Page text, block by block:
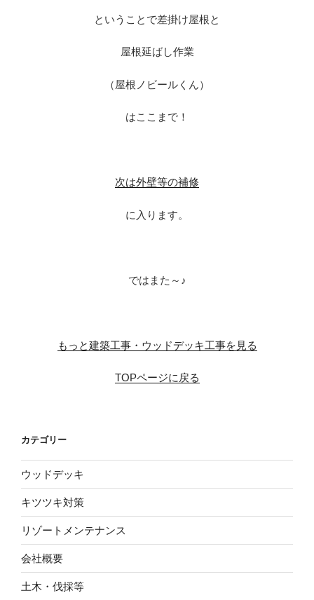
ということで差掛け屋根と
屋根延ばし作業
（屋根ノビールくん）
はここまで！
次は外壁等の補修
に入ります。
ではまた～♪
もっと建築工事・ウッドデッキ工事を見る
TOPページに戻る
カテゴリー
ウッドデッキ
キツツキ対策
リゾートメンテナンス
会社概要
土木・伐採等